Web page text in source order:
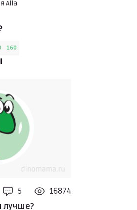
Alla
160
5
16874
лучше?